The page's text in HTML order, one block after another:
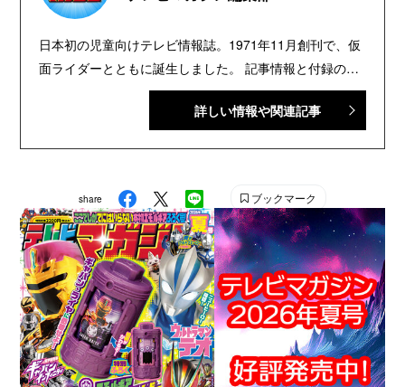
日本初の児童向けテレビ情報誌。1971年11月創刊で、仮
面ライダーとともに誕生しました。 記事情報と付録の詳
細は、YouTubeの『テレビマガジン 公式動画チャンネ
ル』で配信中。講談社発行の幼年・児童・少年・少女向
雑誌です。 【SNS】 X（旧Twitter）：@tele_maga
Instagram：＠tele_maga
詳しい情報や関連記事
share ブックマーク